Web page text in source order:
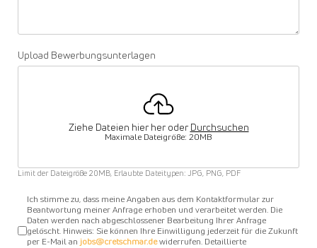
Upload Bewerbungsunterlagen
Ziehe Dateien hier her oder Durchsuchen
Maximale Dateigröße: 20MB
Limit der Dateigröße 20MB, Erlaubte Dateitypen: JPG, PNG, PDF
Datenschutz akzeptiert*
Ich stimme zu, dass meine Angaben aus dem Kontaktformular zur
Beantwortung meiner Anfrage erhoben und verarbeitet werden. Die
Daten werden nach abgeschlossener Bearbeitung Ihrer Anfrage
gelöscht. Hinweis: Sie können Ihre Einwilligung jederzeit für die Zukunft
per E-Mail an jobs@cretschmar.dewiderrufen. Detaillierte